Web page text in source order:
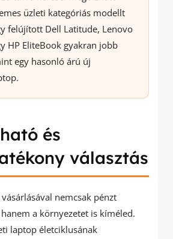
üzleti kategóriás modellt
felújított Dell Latitude, Lenovo
HP EliteBook gyakran jobb
egy hasonló árú új
és
választás
nemcsak pénzt
a környezetet is kíméled.
laptop életciklusának